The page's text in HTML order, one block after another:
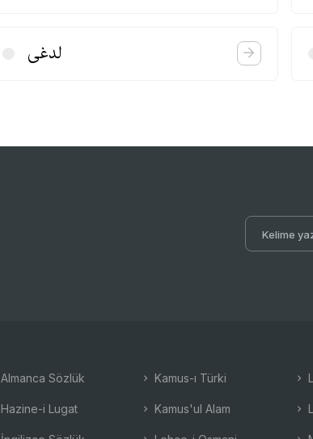
لدغی
Almanca Sözlük
Hazine-i Lugat
Kamus-ı Türki
Kamus'ul Alam